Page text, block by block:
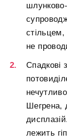
стільцем,
не
Спадкові
Шегрена,
лежить